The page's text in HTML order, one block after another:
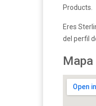
Products.
Eres
del perfil
Mapa